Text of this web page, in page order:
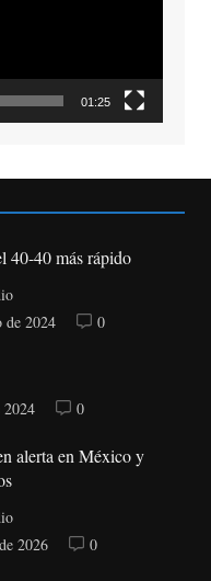
01:25
40-40 más rápido
de 2024
0
2024 0
alerta en México y
2026
0